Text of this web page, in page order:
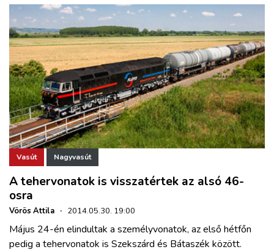
Vasút Nagyvasút
A tehervonatok is visszatértek az alsó 46-
osra
Vörös Attila · 2014.05.30. 19:00
Május 24-én elindultak a személyvonatok, az első hétfőn
pedig a tehervonatok is Szekszárd és Bátaszék között.